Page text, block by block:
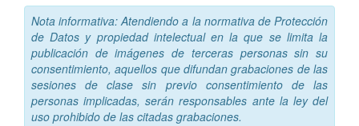
Nota informativa: Atendiendo a la normativa de Protección
de Datos y propiedad intelectual en la que se limita la
publicación de imágenes de terceras personas sin su
consentimiento, aquellos que difundan grabaciones de las
sesiones de clase sin previo consentimiento de las
personas implicadas, serán responsables ante la ley del
uso prohibido de las citadas grabaciones.